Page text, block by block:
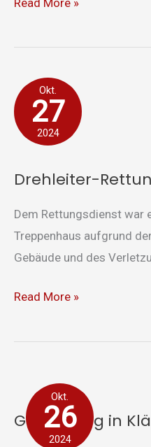
Okt.
27
2024
Drehleiter-
Dem Rettungsdienst war
Treppenhaus aufgrund
Gebäude und des
Drehleiter-
Rettung
Read More »
Okt.
26
2024
Großübung in
Großübung
Kläranlage